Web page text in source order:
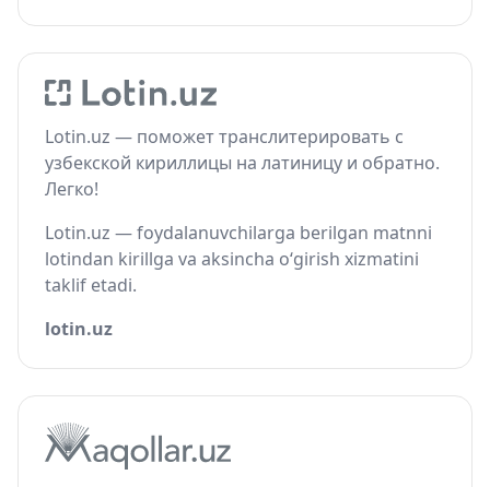
Lotin.uz — поможет транслитерировать с
узбекской кириллицы на латиницу и обратно.
Легко!
Lotin.uz — foydalanuvchilarga berilgan matnni
lotindan kirillga va aksincha o‘girish xizmatini
taklif etadi.
lotin.uz